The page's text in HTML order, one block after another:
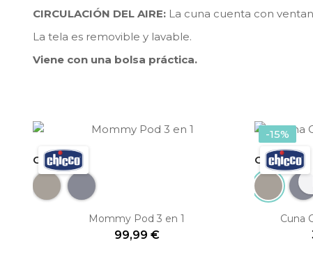
CIRCULACIÓN DEL AIRE: La cuna cuenta con
La tela es removible y lavable.
Viene con una bolsa práctica.
Chicco
Dune Re-LuxStone Re-Lux
Mommy Pod 3 en 1
99,99 €
-15%
Chicco
Dune Re-
Cuna